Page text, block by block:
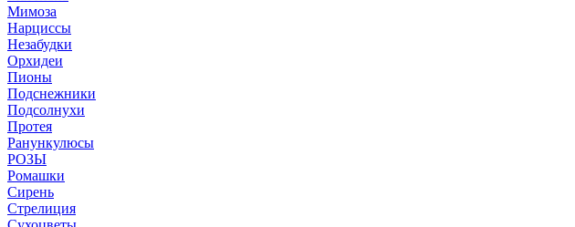
Мимоза
Нарциссы
Незабудки
Орхидеи
Пионы
Подснежники
Подсолнухи
Протея
Ранункулюсы
РОЗЫ
Ромашки
Сирень
Стрелиция